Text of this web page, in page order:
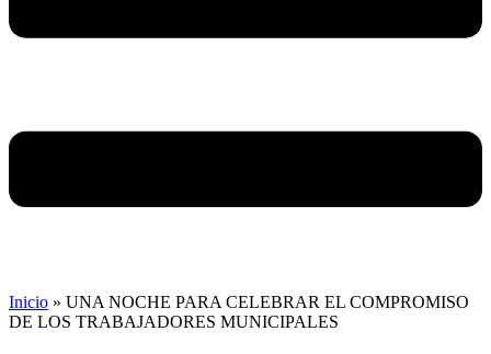
Inicio » UNA NOCHE PARA CELEBRAR EL COMPROMISO
DE LOS TRABAJADORES MUNICIPALES